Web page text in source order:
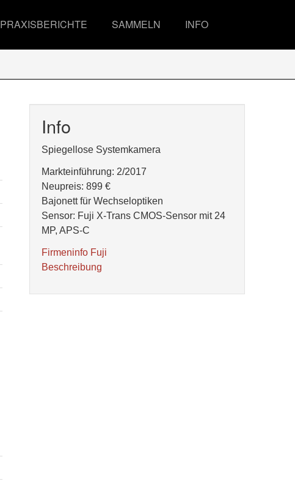
PRAXISBERICHTE SAMMELN INFO
Info
Spiegellose Systemkamera
Markteinführung: 2/2017
Neupreis: 899 €
Bajonett für Wechseloptiken
Sensor: Fuji X-Trans CMOS-Sensor mit 24
MP, APS-C
Firmeninfo Fuji
Beschreibung